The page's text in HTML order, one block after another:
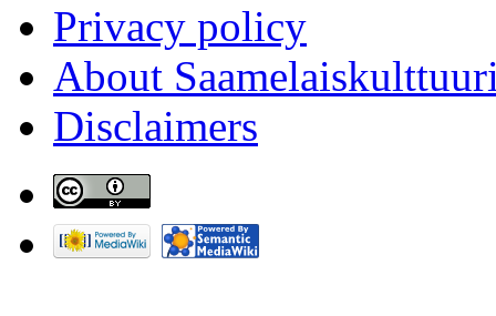
Privacy policy
About
Disclaimers